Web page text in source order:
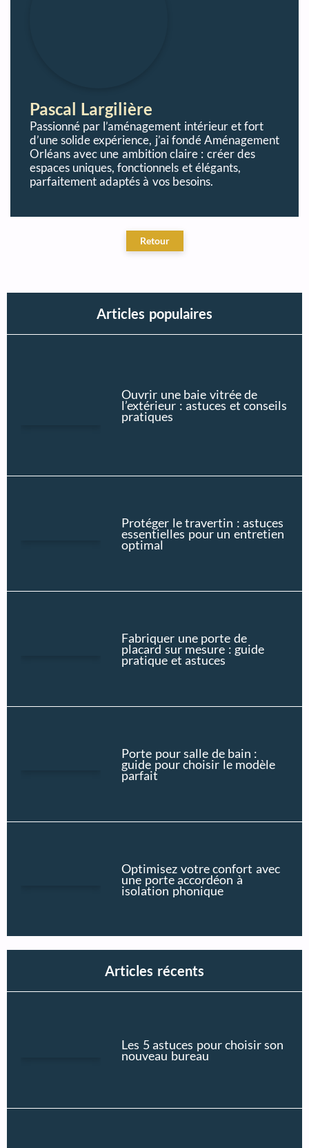
Pascal Largilière
Passionné par l’aménagement intérieur et fort
d’une solide expérience, j’ai fondé Aménagement
Orléans avec une ambition claire : créer des
espaces uniques, fonctionnels et élégants,
parfaitement adaptés à vos besoins.
Articles populaires
Ouvrir une baie vitrée de
l’extérieur : astuces et conseils
pratiques
Protéger le travertin : astuces
essentielles pour un entretien
optimal
Fabriquer une porte de
placard sur mesure : guide
pratique et astuces
Porte pour salle de bain :
guide pour choisir le modèle
parfait
Optimisez votre confort avec
une porte accordéon à
isolation phonique
Articles récents
Les 5 astuces pour choisir son
nouveau bureau